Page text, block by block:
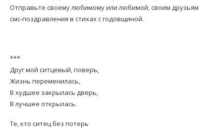
Отправьте своему любимому или любимой, своим друзьям
смс-поздравления в стихах с годовщиной.
***
Друг мой ситцевый, поверь,
Жизнь переменилась,
В худшее закрылась дверь,
В лучшее открылась.
Те, кто ситец без потерь